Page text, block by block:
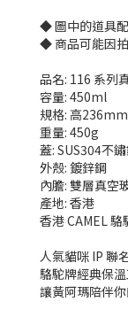
◆ 圖中的道具
◆ 商品可能因
品名: 116 系列
容量: 450ml
規格: 高
重量: 450g
蓋: SUS304不
外殼: 鍍鋅鋼
內膽: 雙層真空
產地: 香港
香港 CAMEL
人氣貓咪 IP 聯
駱駝牌經典保
讓黃阿瑪陪伴你